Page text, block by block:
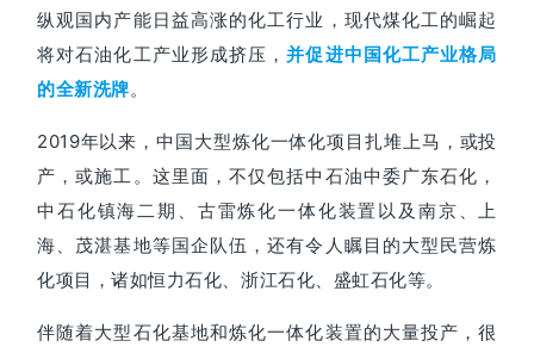
纵观国内产能日益高涨的化工行业，现代煤化工的崛起
将对石油化工产业形成挤压，并促进中国化工产业格局
的全新洗牌。
2019年以来，中国大型炼化一体化项目扎堆上马，或投
产，或施工。 这里面，不仅包括中石油中委广东石化，
中石化镇海二期、古雷炼化一体化装置以及南京、上
海、茂湛基地等国企队伍，还有令人瞩目的大型民营炼
化项目，诸如恒力石化、浙江石化、盛虹石化等。
伴随着大型石化基地和炼化一体化装置的大量投产，很